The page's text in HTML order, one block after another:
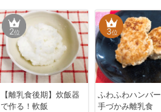
2位
【離乳食後期】炊飯器
で作る！軟飯
3位
ふわふわハンバ
手づかみ離乳食